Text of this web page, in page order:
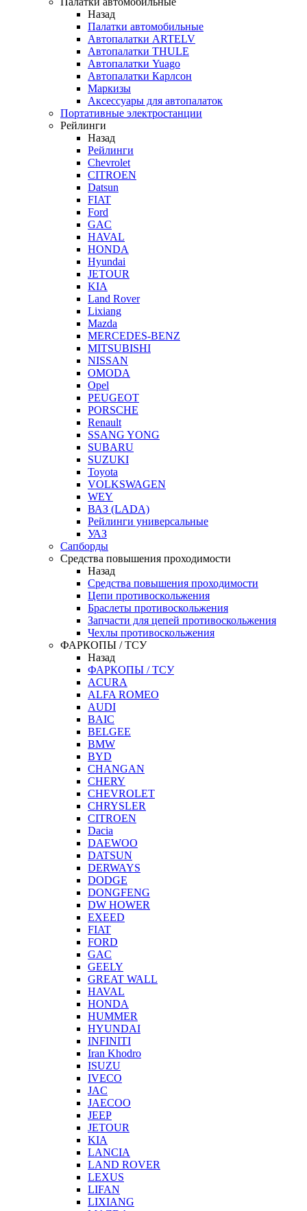
Назад
Палатки автомобильные
Автопалатки ARTELV
Автопалатки THULE
Автопалатки Yuago
Автопалатки Карлсон
Маркизы
Аксессуары для автопалаток
Портативные электростанции
Рейлинги
Назад
Рейлинги
Chevrolet
CITROEN
Datsun
FIAT
Ford
GAC
HAVAL
HONDA
Hyundai
JETOUR
KIA
Land Rover
Lixiang
Mazda
MERCEDES-BENZ
MITSUBISHI
NISSAN
OMODA
Opel
PEUGEOT
PORSCHE
Renault
SSANG YONG
SUBARU
SUZUKI
Toyota
VOLKSWAGEN
WEY
ВАЗ (LADA)
Рейлинги универсальные
УАЗ
Сапборды
Средства повышения проходимости
Назад
Средства повышения проходимости
Цепи противоскольжения
Браслеты противоскольжения
Запчасти для цепей противоскольжения
Чехлы противоскольжения
ФАРКОПЫ / ТСУ
Назад
ФАРКОПЫ / ТСУ
ACURA
ALFA ROMEO
AUDI
BAIC
BELGEE
BMW
BYD
CHANGAN
CHERY
CHEVROLET
CHRYSLER
CITROEN
Dacia
DAEWOO
DATSUN
DERWAYS
DODGE
DONGFENG
DW HOWER
EXEED
FIAT
FORD
GAC
GEELY
GREAT WALL
HAVAL
HONDA
HUMMER
HYUNDAI
INFINITI
Iran Khodro
ISUZU
IVECO
JAC
JAECOO
JEEP
JETOUR
KIA
LANCIA
LAND ROVER
LEXUS
LIFAN
LIXIANG